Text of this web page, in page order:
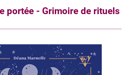
portée - Grimoire de rituels